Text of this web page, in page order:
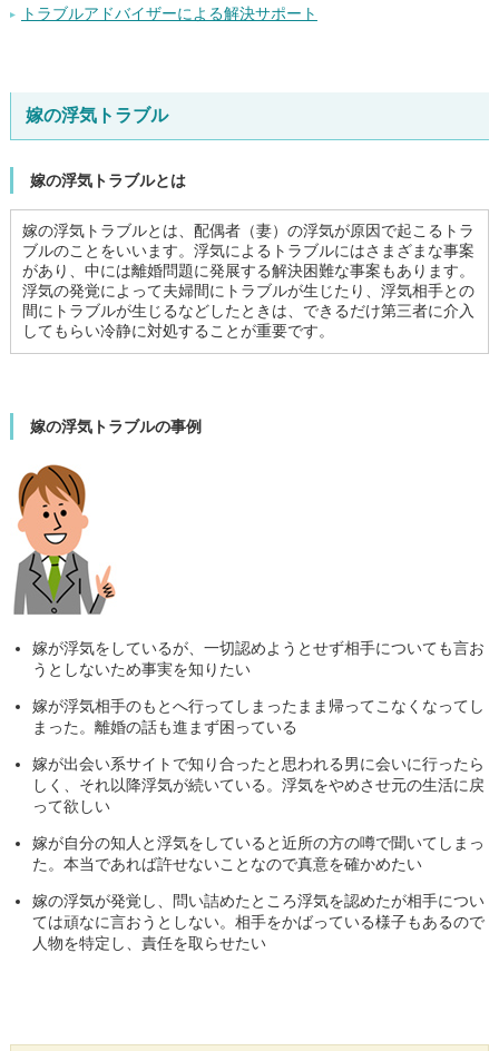
トラブルアドバイザーによる解決サポート
嫁の浮気トラブル
嫁の浮気トラブルとは
嫁の浮気トラブルとは、配偶者（妻）の浮気が原因で起こるトラ
ブルのことをいいます。浮気によるトラブルにはさまざまな事案
があり、中には離婚問題に発展する解決困難な事案もあります。
浮気の発覚によって夫婦間にトラブルが生じたり、浮気相手との
間にトラブルが生じるなどしたときは、できるだけ第三者に介入
してもらい冷静に対処することが重要です。
嫁の浮気トラブルの事例
嫁が浮気をしているが、一切認めようとせず相手についても言お
うとしないため事実を知りたい
嫁が浮気相手のもとへ行ってしまったまま帰ってこなくなってし
まった。離婚の話も進まず困っている
嫁が出会い系サイトで知り合ったと思われる男に会いに行ったら
しく、それ以降浮気が続いている。浮気をやめさせ元の生活に戻
って欲しい
嫁が自分の知人と浮気をしていると近所の方の噂で聞いてしまっ
た。本当であれば許せないことなので真意を確かめたい
嫁の浮気が発覚し、問い詰めたところ浮気を認めたが相手につい
ては頑なに言おうとしない。相手をかばっている様子もあるので
人物を特定し、責任を取らせたい